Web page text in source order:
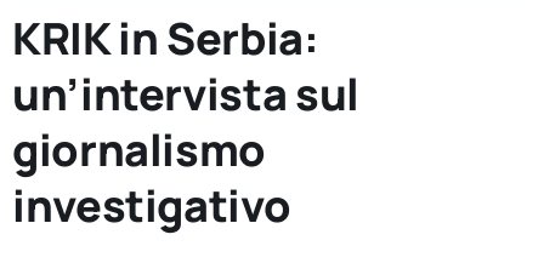
KRIK in Serbia:
un’intervista sul
giornalismo
investigativo